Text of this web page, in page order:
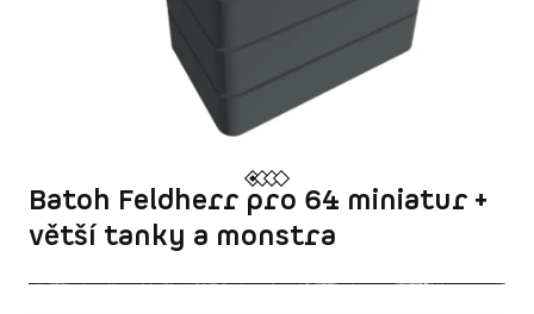
Batoh Feldherr pro 64 miniatur +
větší tanky a monstra